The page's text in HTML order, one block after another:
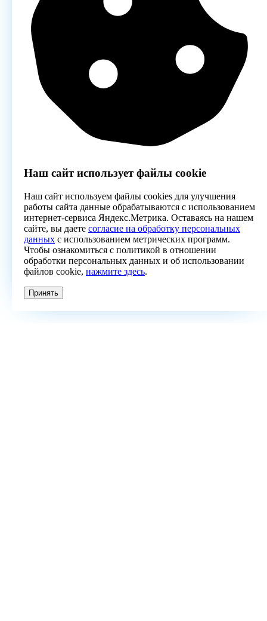
Наш сайт использует файлы cookie
Наш сайт используем файлы cookies для улучшения
работы сайта данные обрабатываются с использованием
интернет-сервиса Яндекс.Метрика. Оставаясь на нашем
сайте, вы даете согласие на обработку персональных
данных с использованием метрических программ.
Чтобы ознакомиться с политикой в отношении
обработки персональных данных и об использовании
файлов cookie, нажмите здесь.
Принять